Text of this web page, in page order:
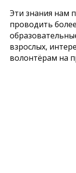
Эти знания нам
проводить
взрослых,
волонтёрам на